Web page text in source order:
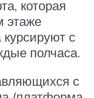
которая
этаже
с
полчаса.
с